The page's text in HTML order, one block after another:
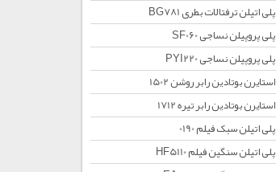
پلی اتیلن ترفتالات بطری BG781
پلی پروپیلن نساجی SF060
پلی پروپیلن نساجی PYI220
استایرن بوتادین رابر روشن 1502
استایرن بوتادین رابر تیره 1712
پلی اتیلن سبک فیلم 0190
پلی اتیلن سنگین فیلم HF5110